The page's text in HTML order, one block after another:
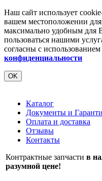
Наш сайт использует
вашем местоположении для
максимально удобным для
пользоваться нашими
согласны с
конфиденциальности
OK
Каталог
Документы и
Оплата и доставка
Отзывы
Контакты
Контрактные запчасти в
разумной цене!